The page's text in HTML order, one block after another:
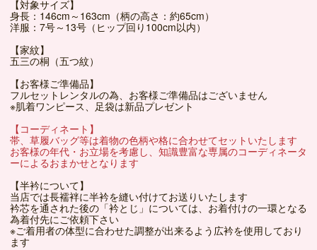
【対象サイズ】
身長：146cm～163cm（柄の高さ：約65cm）
洋服：7号～13号（ヒップ回り100cm以内）
【家紋】
五三の桐（五つ紋）
【お客様ご準備品】
フルセットレンタルの為、お客様ご準備品はございません
※肌着ワンピース、足袋は新品プレゼント
【コーディネート】
帯、草履バッグ等は着物の色柄や格に合わせてセットいたします
お客様の年代・お立場を考慮し、知識豊富な専属のコーディネータ
ーによるおまかせとなります
【半衿について】
当店では長襦袢に半衿を縫い付けてお送りいたします
衿芯を通された後の「衿とじ」については、お着付けの一環となる
為着付先にご依頼下さい
※ご着用者の体型に合わせた調整が出来るよう広衿を使用しており
ます